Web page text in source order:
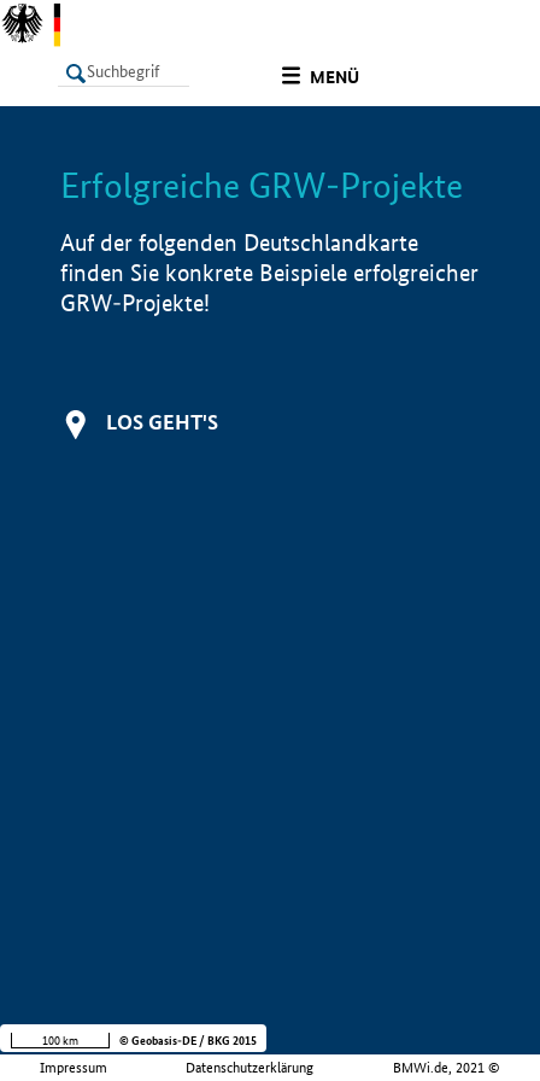
MENÜ
LISTE Info
Erfolgreiche GRW-Projekte
Auf der folgenden Deutschlandkarte
finden Sie konkrete Beispiele erfolgreicher
GRW-Projekte!
LOS GEHT'S
Impressum Datenschutzerklärung BMWi.de, 2021 ©
100 km © Geobasis-DE / BKG 2015